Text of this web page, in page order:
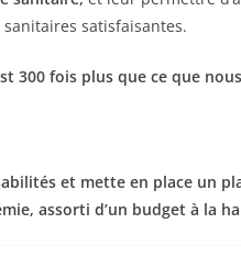
satisfaisantes.
300 fois plus que ce que
et mette en place un
assorti d’un budget à la